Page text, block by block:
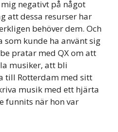
negativt på något
att dessa resurser har
behöver dem. Och
som kunde ha använt sig
pratar med QX om att
musiker, att bli
till Rotterdam med sitt
musik med ett hjärta
funnits när hon var